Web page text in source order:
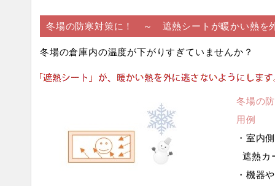
冬場の防寒対策に！ ～ 遮熱シートが暖かい熱を
冬場の倉庫内の温度が下がりすぎていませんか？
冬場の
用例
・室内
遮熱カ
・機器